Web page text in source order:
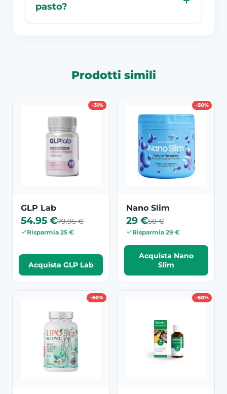
pasto?
Prodotti simili
-31%
GLP Lab
54.95 €79.95 €
Risparmia 25 €
Acquista GLP Lab
-50%
Nano Slim
29 €58 €
Risparmia 29 €
Acquista Nano
Slim
-50% -50%